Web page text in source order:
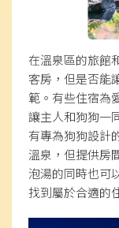
在溫泉區的旅館
客房，但是否能
範。有些住宿為
讓主人和狗狗一
有專為狗狗設計
溫泉，但提供房
泡湯的同時也可
找到屬於合適的